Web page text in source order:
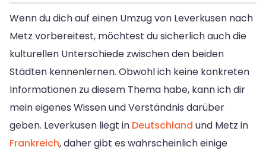
Wenn du dich auf einen Umzug von Leverkusen nach
Metz vorbereitest, möchtest du sicherlich auch die
kulturellen Unterschiede zwischen den beiden
Städten kennenlernen. Obwohl ich keine konkreten
Informationen zu diesem Thema habe, kann ich dir
mein eigenes Wissen und Verständnis darüber
geben. Leverkusen liegt in Deutschland und Metz in
Frankreich, daher gibt es wahrscheinlich einige